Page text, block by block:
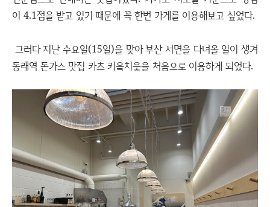
이 4.1점을 받고 있기 때문에 꼭 한번 가게를 이용해보고 싶었다.
그러다 지난 수요일(15일)을 맞아 부산 서면을 다녀올 일이 생겨
동래역 돈가스 맛집 카츠 키읔치읓을 처음으로 이용하게 되었다.